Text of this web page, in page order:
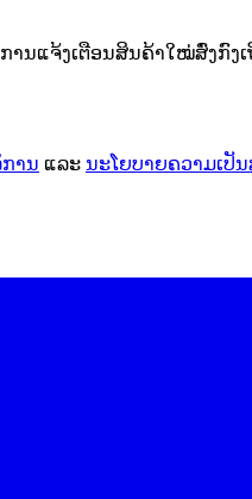
ນແຈ້ງເຕືອນສິນຄ້າໃໝ່ສົ່ງກົງເ
ານ ແລະ ນະໂຍບາຍຄວາມເປັ